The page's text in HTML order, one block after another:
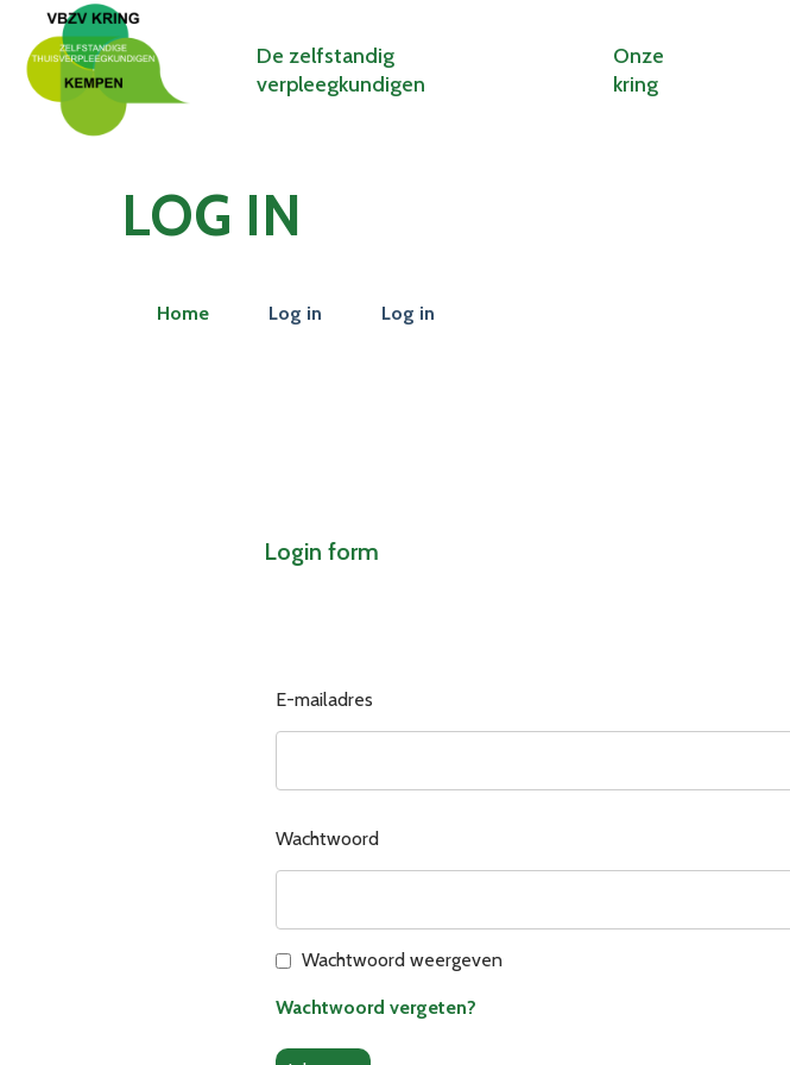
De zelfstandig
verpleegkundigen
Onze
kring
LOG IN
Home Log in Log in
Login form
E-mailadres
Wachtwoord
Wachtwoord weergeven
Wachtwoord vergeten?